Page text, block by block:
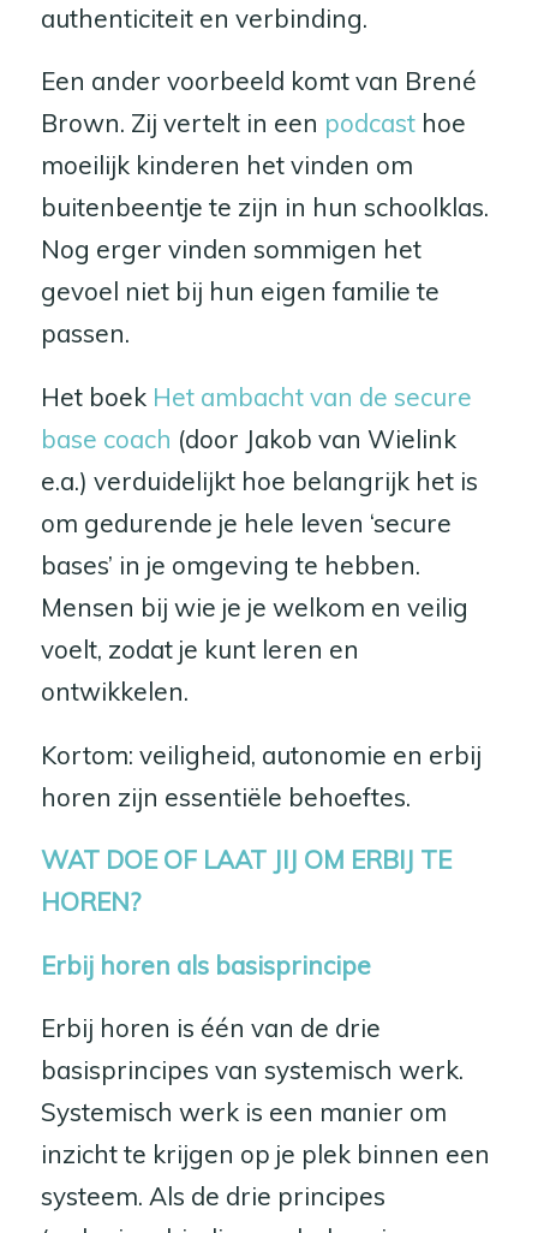
authenticiteit en verbinding.
Een ander voorbeeld komt van Brené
Brown. Zij vertelt in een podcasthoe
moeilijk kinderen het vinden om
buitenbeentje te zijn in hun schoolklas.
Nog erger vinden sommigen het
gevoel niet bij hun eigen familie te
passen.
Het boek Het ambacht van de secure
base coach (door Jakob van Wielink
e.a.) verduidelijkt hoe belangrijk het is
om gedurende je hele leven ‘secure
bases’ in je omgeving te hebben.
Mensen bij wie je je welkom en veilig
voelt, zodat je kunt leren en
ontwikkelen.
Kortom: veiligheid, autonomie en erbij
horen zijn essentiële behoeftes.
WAT DOE OF LAAT JIJ OM ERBIJ TE
HOREN?
Erbij horen als basisprincipe
Erbij horen is één van de drie
basisprincipes van systemisch werk.
Systemisch werk is een manier om
inzicht te krijgen op je plek binnen een
systeem. Als de drie principes